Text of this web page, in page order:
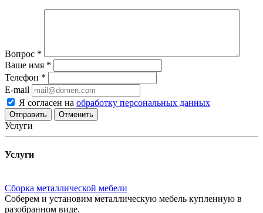
Вопрос *
Ваше имя *
Телефон *
E-mail
Я согласен на обработку персональных данных
Отменить
Услуги
Услуги
Сборка металлической мебели
Соберем и установим металлическую мебель купленную в
разобранном виде.